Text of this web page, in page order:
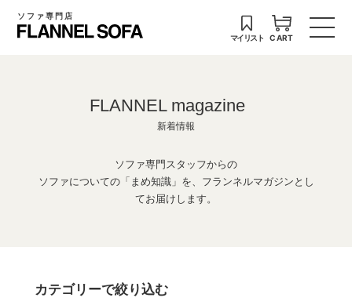
ソファ専門店
マイリスト CART
FLANNEL magazine
新着情報
ソファ専門スタッフからの
ソファについての「まめ知識」を、フランネルマガジンとし
てお届けします。
カテゴリーで絞り込む